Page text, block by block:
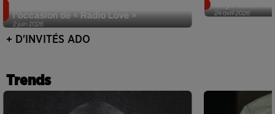
2 juin 2026
l'occasion de « Radio Love »
24 avril 2026
+ D'INVITÉS ADO
Trends